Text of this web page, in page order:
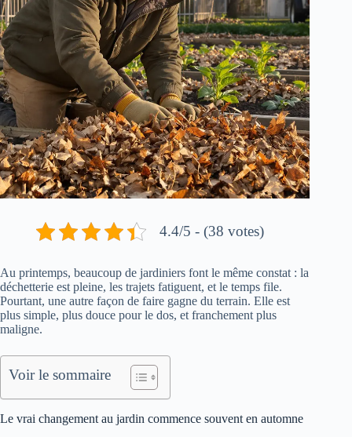
4.4/5 - (38 votes)
Au printemps, beaucoup de jardiniers font le même constat : la
déchetterie est pleine, les trajets fatiguent, et le temps file.
Pourtant, une autre façon de faire gagne du terrain. Elle est
plus simple, plus douce pour le dos, et franchement plus
maligne.
Voir le sommaire
Le vrai changement au jardin commence souvent en automne